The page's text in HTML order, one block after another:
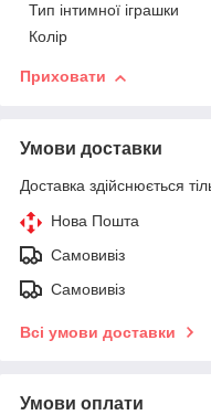
Тип інтимної іграшки
Колір
Приховати
Умови доставки
Доставка здійснюється
Нова Пошта
Самовивіз
Самовивіз
Всі умови доставки
Умови оплати